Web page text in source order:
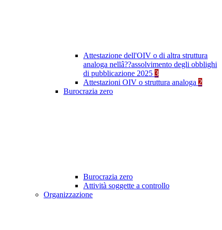
Attestazione dell'OIV o di altra struttura
analoga nellâ??assolvimento degli obblighi
di pubblicazione 2025 3
Attestazioni OIV o struttura analoga 2
Burocrazia zero
Burocrazia zero
Attività soggette a controllo
Organizzazione